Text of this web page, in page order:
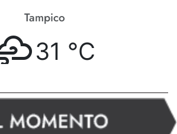
Tampico
31 °C